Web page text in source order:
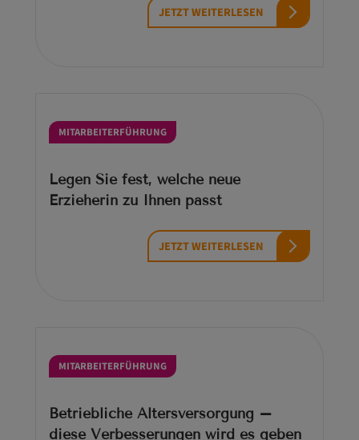
JETZT WEITERLESEN
MITARBEITERFÜHRUNG
Legen Sie fest, welche neue
Erzieherin zu Ihnen passt
JETZT WEITERLESEN
MITARBEITERFÜHRUNG
Betriebliche Altersversorgung –
diese Verbesserungen wird es geben